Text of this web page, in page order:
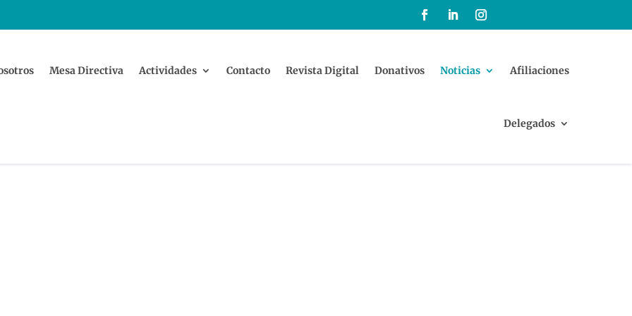
Mesa Directiva Actividades Contacto Revista Digital Donativos Noticias Afiliaciones
Delegados